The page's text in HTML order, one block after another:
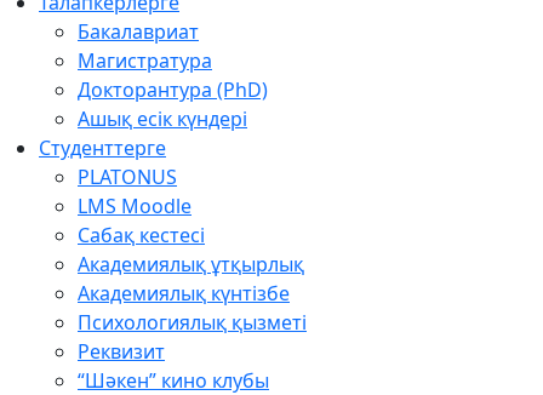
Бакалавриат
Магистратура
Докторантура (PhD)
Ашық есік күндері
Студенттерге
PLATONUS
LMS Moodle
Сабақ кестесі
Академиялық ұтқырлық
Академиялық күнтізбе
Психологиялық қызметі
Реквизит
“Шәкен” кино клубы